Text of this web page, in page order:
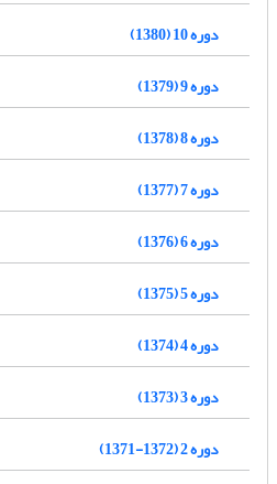
دوره 10 (1380)
دوره 9 (1379)
دوره 8 (1378)
دوره 7 (1377)
دوره 6 (1376)
دوره 5 (1375)
دوره 4 (1374)
دوره 3 (1373)
دوره 2 (1372-1371)